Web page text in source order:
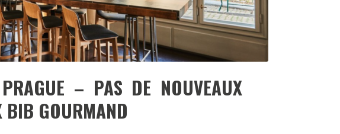
– PAS DE NOUVEAUX
BIB GOURMAND